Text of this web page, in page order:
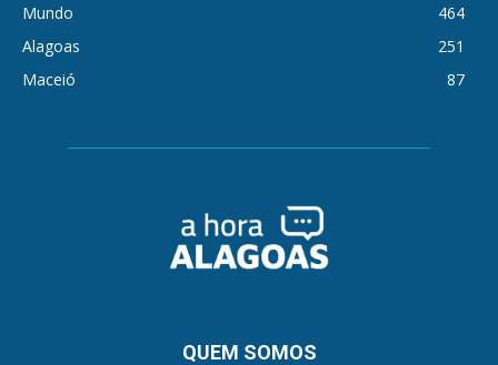
Mundo
464
Alagoas
251
Maceió
87
QUEM SOMOS